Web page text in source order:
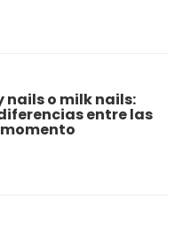
nails o milk nails:
entre las